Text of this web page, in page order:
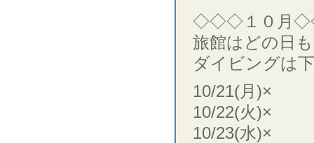
◇◇◇１０月
旅館はどの日
ダイビングは
10/21(月)×
10/22(火)×
10/23(水)×